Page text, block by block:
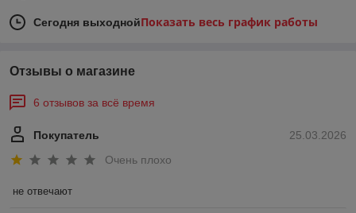
Сегодня выходнойПоказать весь график работы
Отзывы о магазине
6 отзывов за всё время
25.03.2026
Покупатель
Очень плохо
не отвечают